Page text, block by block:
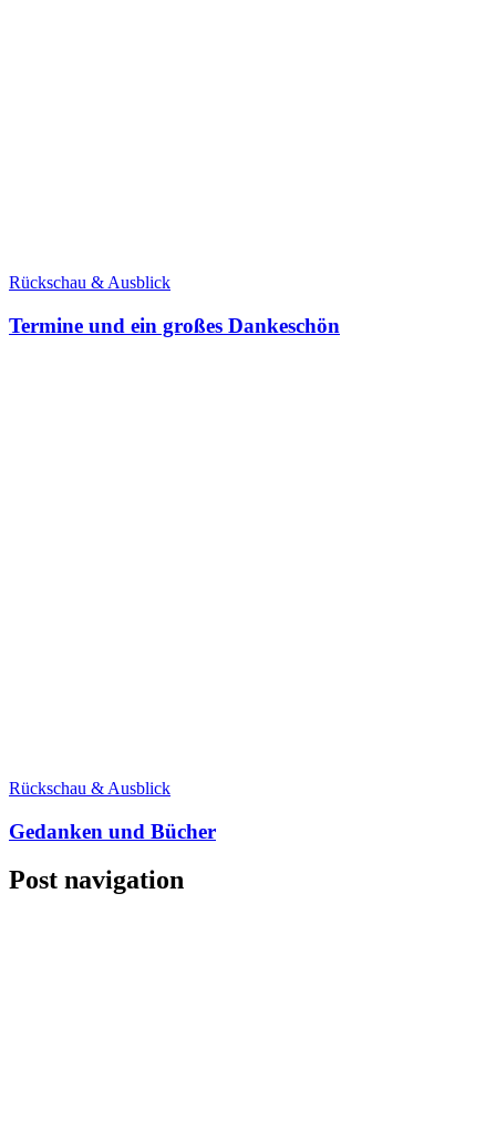
Rückschau & Ausblick
Termine und ein großes Dankeschön
Rückschau & Ausblick
Gedanken und Bücher
Post navigation